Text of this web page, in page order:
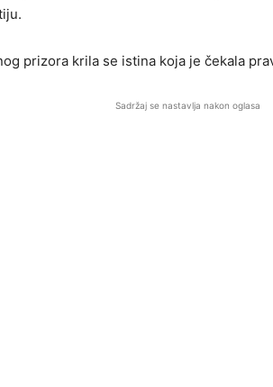
prizora krila se istina koja je čekala
Sadržaj se nastavlja nakon oglasa